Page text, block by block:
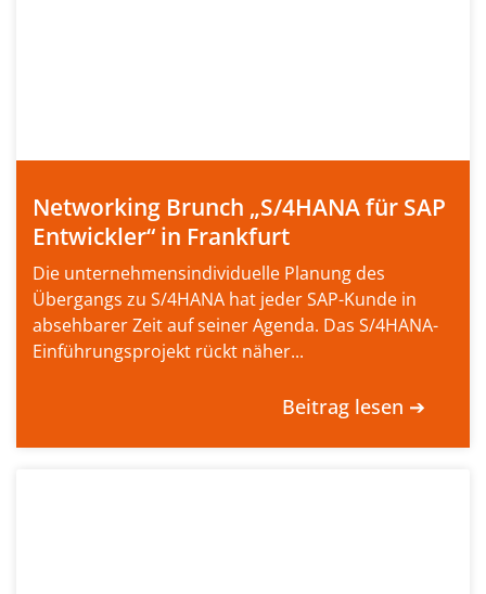
Networking Brunch „S/4HANA für SAP
Entwickler“ in Frankfurt
Die unternehmensindividuelle Planung des
Übergangs zu S/4HANA hat jeder SAP-Kunde in
absehbarer Zeit auf seiner Agenda. Das S/4HANA-
Einführungsprojekt rückt näher...
Beitrag lesen ➔